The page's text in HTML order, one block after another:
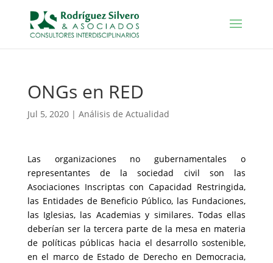
ONGs en RED
Jul 5, 2020| Análisis de Actualidad
Las organizaciones no gubernamentales o
representantes de la sociedad civil son las
Asociaciones Inscriptas con Capacidad Restringida,
las Entidades de Beneficio Público, las Fundaciones,
las Iglesias, las Academias y similares. Todas ellas
deberían ser la tercera parte de la mesa en materia
de políticas públicas hacia el desarrollo sostenible,
en el marco de Estado de Derecho en Democracia,